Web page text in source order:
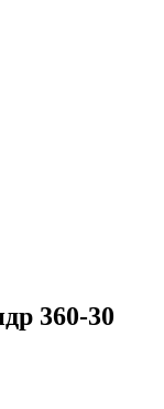
360-30